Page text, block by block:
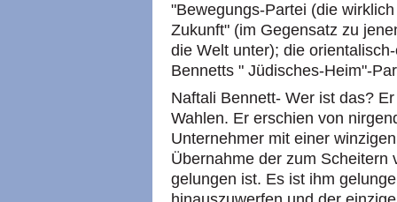
"Bewegungs-Partei (die
Zukunft" (im Gegensatz zu
die Welt unter); die
Bennetts " Jüdisches-Heim"-
Naftali Bennett- Wer ist das?
Wahlen. Er erschien von
Unternehmer mit einer
Übernahme der zum Scheitern
gelungen ist. Es ist ihm